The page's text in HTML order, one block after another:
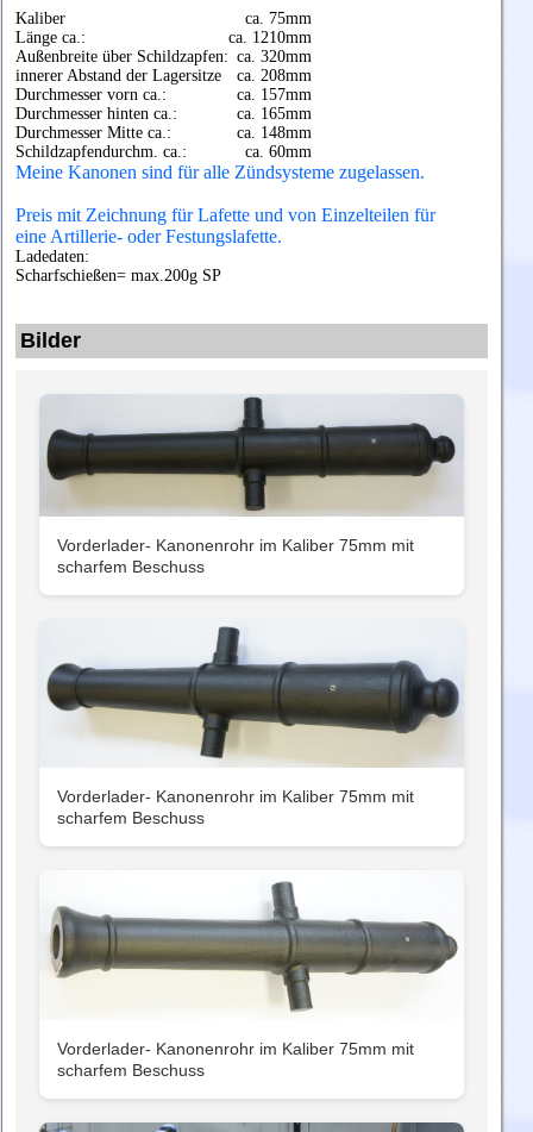
Kaliber
ca. 75mm
Länge ca.:
ca. 1210mm
Außenbreite über Schildzapfen: ca. 320mm
innerer Abstand der Lagersitze
ca. 208mm
Durchmesser vorn ca.:
ca. 157mm
Durchmesser hinten ca.:
ca. 165mm
Durchmesser Mitte ca.:
ca. 148mm
Schildzapfendurchm. ca.:
ca. 60mm
Meine Kanonen sind für alle Zündsysteme zugelassen.
Preis mit Zeichnung für Lafette und von Einzelteilen für
eine Artillerie- oder Festungslafette.
Ladedaten:
Scharfschießen= max.200g SP
Bilder
Vorderlader- Kanonenrohr im Kaliber 75mm mit
scharfem Beschuss
Vorderlader- Kanonenrohr im Kaliber 75mm mit
scharfem Beschuss
Vorderlader- Kanonenrohr im Kaliber 75mm mit
scharfem Beschuss